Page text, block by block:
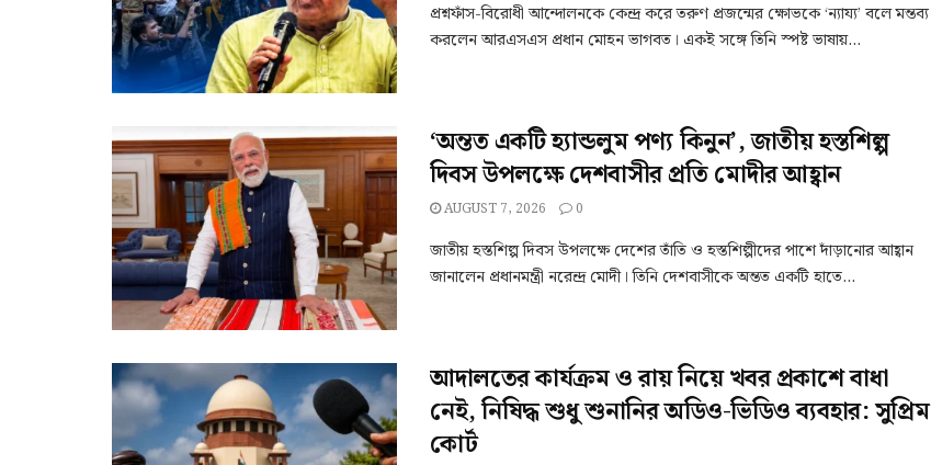
প্রশ্নফাঁস-বিরোধী আন্দোলনকে কেন্দ্র করে তরুণ প্রজন্মের ক্ষোভকে ‘ন্যায্য’ বলে মন্তব্য
করলেন আরএসএস প্রধান মোহন ভাগবত। একই সঙ্গে তিনি স্পষ্ট ভাষায়...
‘অন্তত একটি হ্যান্ডলুম পণ্য কিনুন’, জাতীয় হস্তশিল্প
দিবস উপলক্ষে দেশবাসীর প্রতি মোদীর আহ্বান
AUGUST 7, 2026 0
জাতীয় হস্তশিল্প দিবস উপলক্ষে দেশের তাঁতি ও হস্তশিল্পীদের পাশে দাঁড়ানোর আহ্বান
জানালেন প্রধানমন্ত্রী নরেন্দ্র মোদী। তিনি দেশবাসীকে অন্তত একটি হাতে...
আদালতের কার্যক্রম ও রায় নিয়ে খবর প্রকাশে বাধা
নেই, নিষিদ্ধ শুধু শুনানির অডিও-ভিডিও ব্যবহার: সুপ্রিম
কোর্ট